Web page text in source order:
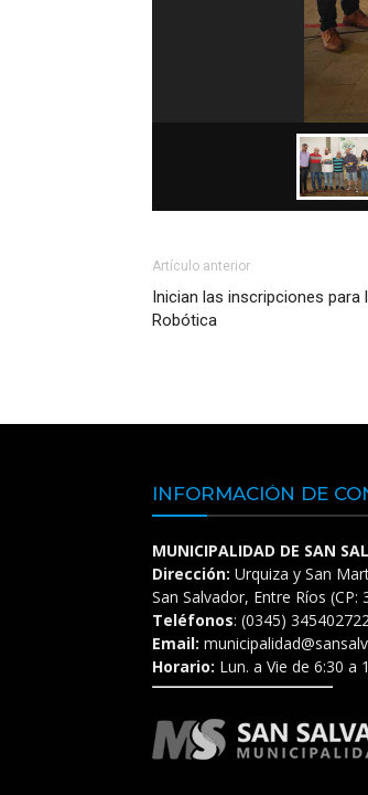
Artículo anterior
Inician las inscripciones para
Robótica
INFORMACIÓN DE
MUNICIPALIDAD DE SAN
Dirección: Urquiza y San
San Salvador, Entre Ríos (CP:
Teléfonos: (0345)
Email:
Horario: Lun. a Vie de 6:30 a